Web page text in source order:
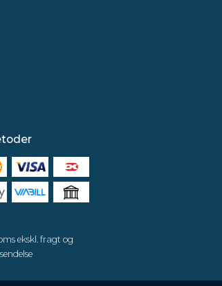
ekskl. fragt og